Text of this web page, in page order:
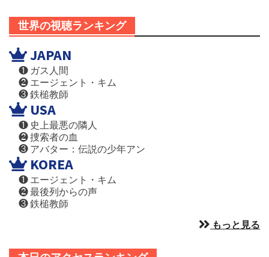
世界の視聴ランキング
JAPAN
❶ ガス人間
❷ エージェント・キム
❸ 鉄槌教師
USA
❶ 史上最悪の隣人
❷ 捜索者の血
❸ アバター：伝説の少年アン
KOREA
❶ エージェント・キム
❷ 最後列からの声
❸ 鉄槌教師
もっと見る